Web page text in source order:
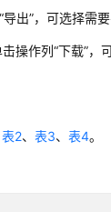
出”，可选择需
操作列“下载”，
表2、表3、表4。